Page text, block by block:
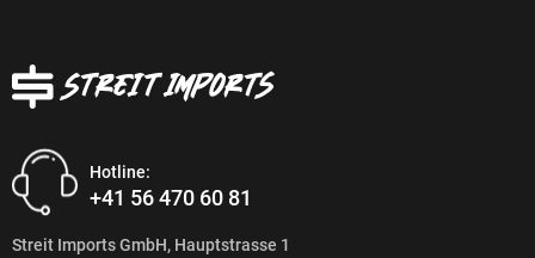
Hotline:
+41 56 470 60 81
Streit Imports GmbH, Hauptstrasse 1